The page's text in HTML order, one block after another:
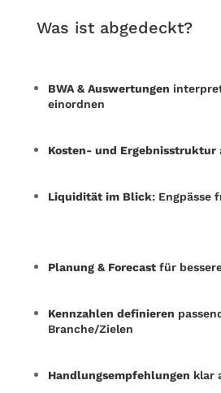
Was ist abgedeckt?
BWA & Auswertungen
einordnen
Kosten- und Ergebnisstruktur
Liquidität im Blick: Engpässe
Planung & Forecastfür
Kennzahlen definieren
Branche/Zielen
Handlungsempfehlungen klar